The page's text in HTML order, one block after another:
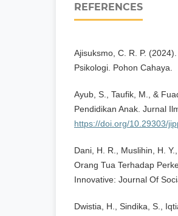
REFERENCES
Ajisuksmo, C. R. P.
Psikologi. Pohon Cahaya.
Ayub, S., Taufik, M., &
Pendidikan Anak. Jurnal
https://doi.org/10.29303/
Dani, H. R., Muslihin, H.
Orang Tua Terhadap
Innovative: Journal Of
Dwistia, H., Sindika, S.,